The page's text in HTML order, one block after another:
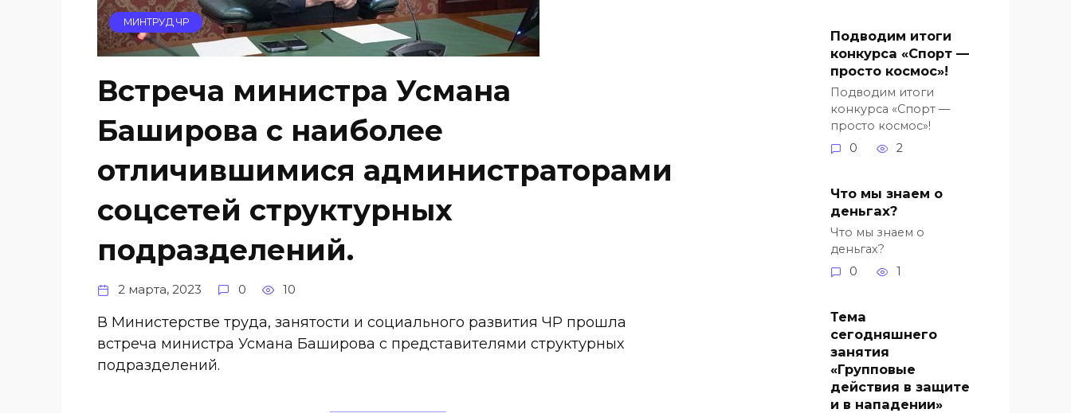
МИНТРУД ЧР
Встреча министра Усмана
Баширова с наиболее
отличившимися администраторами
соцсетей структурных
подразделений.
2 марта, 2023 0 10
В Министерстве труда, занятости и социального развития ЧР прошла
встреча министра Усмана Баширова с представителями структурных
подразделений.
Подводим итоги
конкурса «Спорт —
просто космос»!
Подводим итоги
конкурса «Спорт —
просто космос»!
0
2
Что мы знаем о
деньгах?
Что мы знаем о
деньгах?
0
1
Тема
сегодняшнего
занятия
«Групповые
действия в защите
и в нападении»